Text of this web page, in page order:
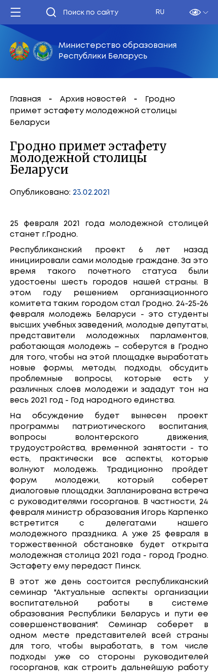
RU
Министерство образования
Республики Беларусь
Главная Архив новостей
Гродно
примет эстафету молодежной столицы
Беларуси
Гродно примет эстафету
молодежной столицы
Беларуси
Опубликовано: 23.02.2021
25 февраля 2021 года молодежной столицей
станет г.Гродно.
Республиканский проект 6 лет назад
инициировали сами молодые граждане. За это
время такого почетного статуса были
удостоены шесть городов нашей страны. В
этом году решением организационного
комитета таким городом стал Гродно. 24-25-26
февраля молодежь Беларуси - это студенты
высших учебных заведений, молодые депутаты,
представители молодежных парламентов,
работающая молодежь – соберутся в Гродно
для того, чтобы на этой площадке выработать
новые формы, методы, подходы, обсудить
проблемные вопросы, которые есть у
различных слоев молодежи и зададут тон на
весь 2021 год - Год народного единства.
На обсуждение будет вынесен проект
программы патриотического воспитания,
вопросы волонтерского движения,
трудоустройства, временной занятости - то
есть, практически все аспекты, которые
волнуют молодежь. Традиционно пройдет
форум молодежи, который соберет
диалоговые площадки. Запланирована встреча
с руководителями госорганов. В частности, 24
февраля министр образования Игорь Карпенко
встретится с делегатами нашего
молодежного праздника. А уже 25 февраля в
торжественной обстановке будет открыта
молодежная столица 2021 года - город Гродно.
Эстафету ему передаст Пинск.
В этот же день состоится республиканский
семинар "Актуальные аспекты организации
воспитательной работы в системе
образования Республики Беларусь и пути ее
совершенствования". Семинар соберет в
одном месте представителей всей страны
для того, чтобы выработать, в том числе
подходы уже со стороны руководителей
госорганов, как строить дальнейшую работу